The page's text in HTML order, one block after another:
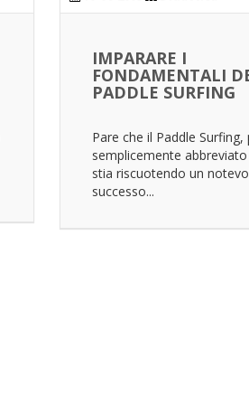
IMPARARE I
FONDAMENTALI
PADDLE SURFING
Pare che il Paddle Surfing,
semplicemente abbreviato
stia riscuotendo un
successo...